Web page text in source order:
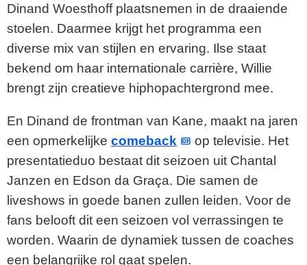
Dinand Woesthoff plaatsnemen in de draaiende
stoelen. Daarmee krijgt het programma een
diverse mix van stijlen en ervaring. Ilse staat
bekend om haar internationale carrière, Willie
brengt zijn creatieve hiphopachtergrond mee.
En Dinand de frontman van Kane, maakt na jaren
een opmerkelijke comeback
op televisie. Het
presentatieduo bestaat dit seizoen uit Chantal
Janzen en Edson da Graça. Die samen de
liveshows in goede banen zullen leiden. Voor de
fans belooft dit een seizoen vol verrassingen te
worden. Waarin de dynamiek tussen de coaches
een belangrijke rol gaat spelen.